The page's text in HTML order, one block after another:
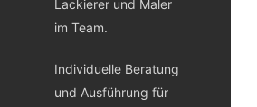
Lackierer und Maler
im Team.
Individuelle Beratung
und Ausführung für